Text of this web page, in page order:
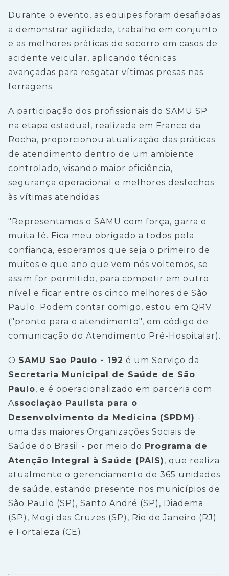
Durante o evento, as equipes foram desafiadas
a demonstrar agilidade, trabalho em conjunto
e as melhores práticas de socorro em casos de
acidente veicular, aplicando técnicas
avançadas para resgatar vítimas presas nas
ferragens.
A participação dos profissionais do SAMU SP
na etapa estadual, realizada em Franco da
Rocha, proporcionou atualização das práticas
de atendimento dentro de um ambiente
controlado, visando maior eficiência,
segurança operacional e melhores desfechos
às vítimas atendidas.
"Representamos o SAMU com força, garra e
muita fé. Fica meu obrigado a todos pela
confiança, esperamos que seja o primeiro de
muitos e que ano que vem nós voltemos, se
assim for permitido, para competir em outro
nível e ficar entre os cinco melhores de São
Paulo. Podem contar comigo, estou em QRV
("pronto para o atendimento", em código de
comunicação do Atendimento Pré-Hospitalar).
O SAMU São Paulo - 192 é um Serviço da
Secretaria Municipal de Saúde de São
Paulo, e é operacionalizado em parceria com
Associação Paulista para o
Desenvolvimento da Medicina (SPDM) -
uma das maiores Organizações Sociais de
Saúde do Brasil - por meio do Programa de
Atenção Integral à Saúde (PAIS), que realiza
atualmente o gerenciamento de 365 unidades
de saúde, estando presente nos municípios de
São Paulo (SP), Santo André (SP), Diadema
(SP), Mogi das Cruzes (SP), Rio de Janeiro (RJ)
e Fortaleza (CE).